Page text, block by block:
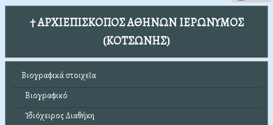
† ΑΡΧΙΕΠΙΣΚΟΠΟΣ ΑΘΗΝΩΝ ΙΕΡΩΝΥΜΟΣ
(ΚΟΤΣΩΝΗΣ)
Βιογραφικά στοιχεῖα
Βιογραφικό
Ἰδιόχειρος Διαθήκη